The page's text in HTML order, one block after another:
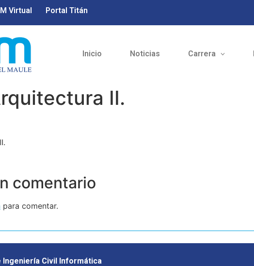
Virtual Portal Titán
Inicio Noticias Carrera
II.
comentario
para comentar.
Ingeniería Civil Informática